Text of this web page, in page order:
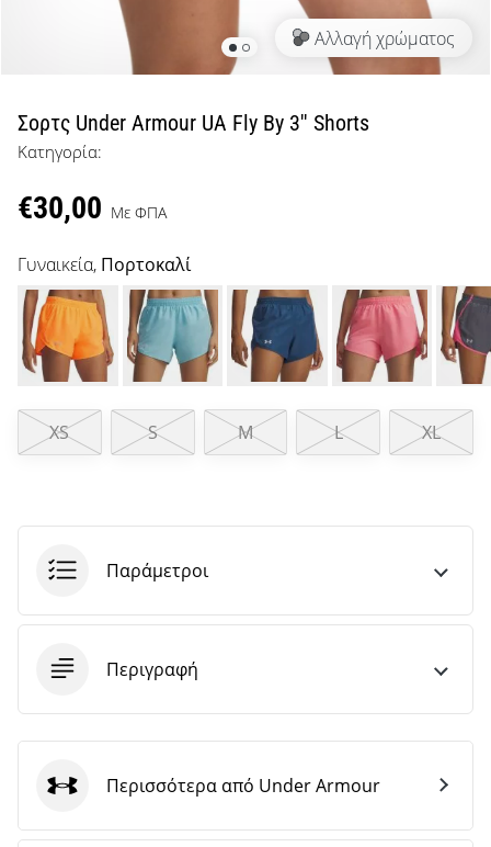
μπάσκετ
όπως
εμείς;
μαζί
ως
πρεσβευτής
της
μάρκας
μας.
Εμφάνιση
Αλλαγή χρώματος
Σορτς Under Armour UA Fly By 3'' Shorts
Κατηγορία:
€30,00 Με ΦΠΑ
Γυναικεία, Πορτοκαλί
XS S M L XL
Παράμετροι
Περιγραφή
Under Armour
Περισσότερα από Under Armour